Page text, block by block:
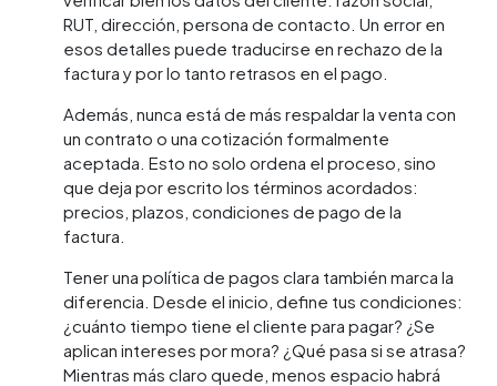
RUT, dirección, persona de contacto. Un error en
esos detalles puede traducirse en rechazo de la
factura y por lo tanto retrasos en el pago.
Además, nunca está de más respaldar la venta con
un contrato o una cotización formalmente
aceptada. Esto no solo ordena el proceso, sino
que deja por escrito los términos acordados:
precios, plazos, condiciones de pago de la
factura.
Tener una política de pagos clara también marca la
diferencia. Desde el inicio, define tus condiciones:
¿cuánto tiempo tiene el cliente para pagar? ¿Se
aplican intereses por mora? ¿Qué pasa si se atrasa?
Mientras más claro quede, menos espacio habrá